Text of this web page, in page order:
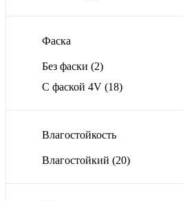
Фаска
Без фаски (2)
С фаской 4V (18)
Влагостойкость
Влагостойкий (20)